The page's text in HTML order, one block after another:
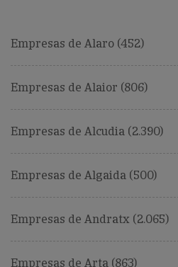
Empresas de Alaro (452)
Empresas de Alaior (806)
Empresas de Alcudia (2.390)
Empresas de Algaida (500)
Empresas de Andratx (2.065)
Empresas de Arta (863)